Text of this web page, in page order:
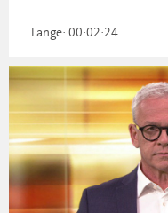
Länge: 00:02:24